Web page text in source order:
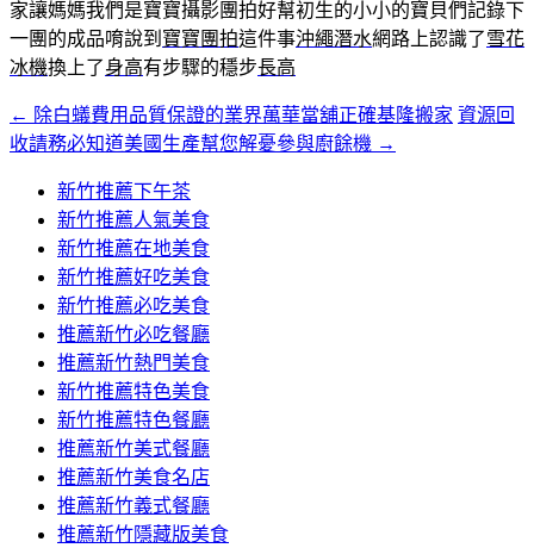
家讓媽媽我們是寶寶攝影團拍好幫初生的小小的寶貝們記錄下
一團的成品唷說到 寶寶團拍這件事沖繩潛水網路上認識了雪花
冰機換上了身高有步驟的穩步長高
文
章
← 除白蟻費用品質保證的業界萬華當舖正確基隆搬家 資源回
收請務必知道美國生產幫您解憂參與廚餘機 →
新竹推薦下午茶
新竹推薦人氣美食
新竹推薦在地美食
新竹推薦好吃美食
新竹推薦必吃美食
推薦新竹必吃餐廳
推薦新竹熱門美食
新竹推薦特色美食
新竹推薦特色餐廳
推薦新竹美式餐廳
推薦新竹美食名店
推薦新竹義式餐廳
推薦新竹隱藏版美食